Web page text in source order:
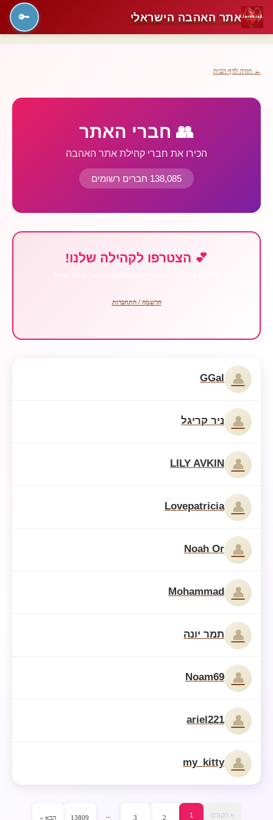
← חזרה לדף הבית
👥 חברי האתר
הכירו את חברי קהילת אתר האהבה
138,085 חברים רשומים
💕 הצטרפו לקהילה שלנו!
הרשמה / התחברות
👤
GGal
👤 ניר קריגל
👤
LILY AVKIN
👤
Lovepatricia
👤
Noah Or
👤
Mohammad
👤 תמר יונה
👤
Noam69
👤
ariel221
👤
my_kitty
« הקודם 1
2
3
13809 הבא »
אתר האהבה הישראלי 🔑